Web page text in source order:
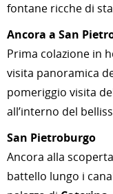
fontane ricche di
Ancora a San
Prima colazione in
visita panoramica
pomeriggio visita
all’interno del
San Pietroburgo
Ancora alla
battello lungo i